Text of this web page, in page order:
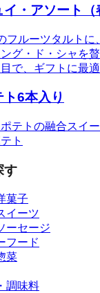
・アソート（
フルーツタルトに
グ・ド・シャを
で、ギフトに最適
6本入り
テトの融合スイ
ト
す
菓子
イーツ
ーセージ
フード
菜
調味料